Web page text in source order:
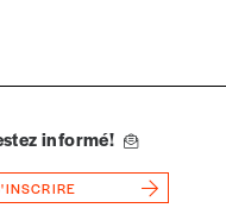
informé!